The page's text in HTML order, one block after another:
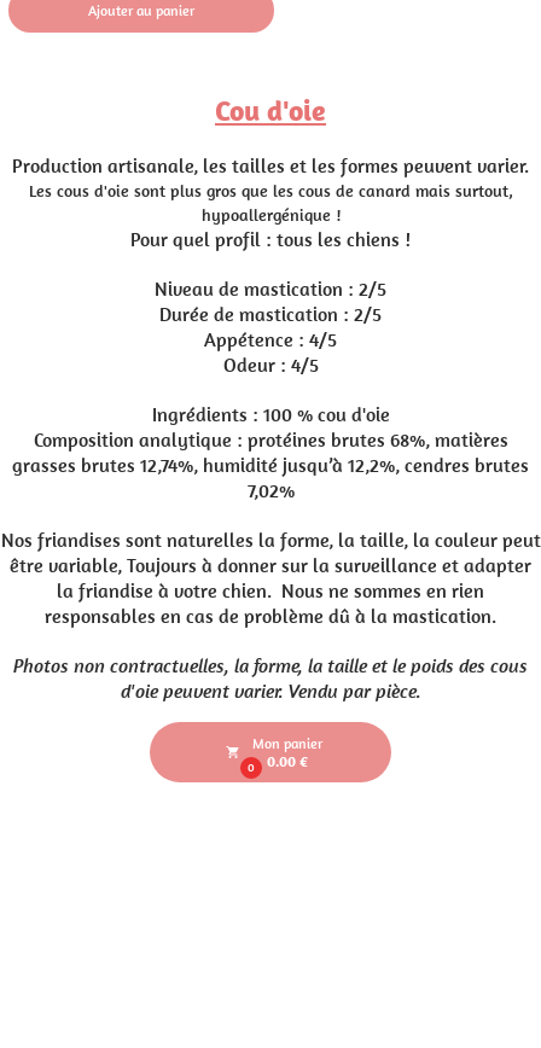
Ajouter au panier
Cou d'oie
Production artisanale, les tailles et les formes peuvent varier.
Les cous d'oie sont plus gros que les cous de canard mais surtout,
hypoallergénique !
Pour quel profil : tous les chiens !
Niveau de mastication : 2/5
Durée de mastication : 2/5
Appétence : 4/5
Odeur : 4/5
Ingrédients : 100 % cou d'oie
Composition analytique : protéines brutes 68%, matières
grasses brutes 12,74%, humidité jusqu’à 12,2%, cendres brutes
7,02%
Nos friandises sont naturelles la forme, la taille, la couleur peut
être variable, Toujours à donner sur la surveillance et adapter
la friandise à votre chien. Nous ne sommes en rien
responsables en cas de problème dû à la mastication.
Photos non contractuelles, la forme, la taille et le poids des cous
d'oie peuvent varier. Vendu par pièce.
local_grocery_store
0
Mon panier
0.00 €